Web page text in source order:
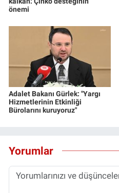
önemi
Adalet Bakanı Gürlek: "Yargı
Hizmetlerinin Etkinliği
Bürolarını kuruyoruz"
Yorumlar
Yerel Yaşam
Canlı Yayın